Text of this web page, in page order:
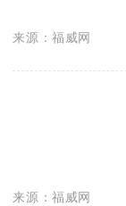
来源：福威网
来源：福威网